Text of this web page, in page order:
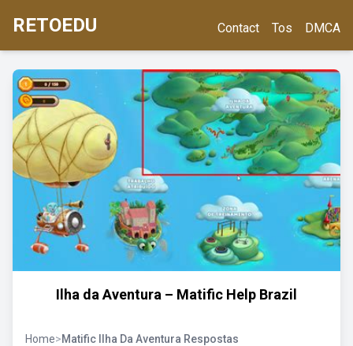
RETOEDU Contact Tos DMCA
Ilha da Aventura – Matific Help Brazil
Home>Matific Ilha Da Aventura Respostas